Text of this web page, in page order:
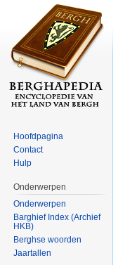
Hoofdpagina
Contact
Hulp
Onderwerpen
Onderwerpen
Barghief Index (Archief
HKB)
Berghse woorden
Jaartallen